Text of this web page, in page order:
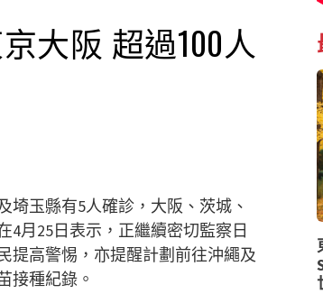
大阪 超過100人
埼玉縣有5人確診，大阪、茨城、
4月25日表示，正繼續密切監察日
提高警惕，亦提醒計劃前往沖繩及
接種紀錄。